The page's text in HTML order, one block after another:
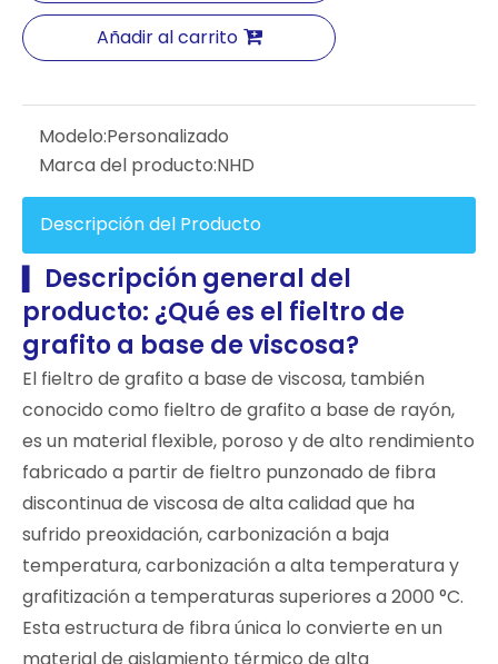
Añadir al carrito
Modelo:Personalizado
Marca del producto:NHD
Descripción del Producto
Descripción general del
producto: ¿Qué es el fieltro de
grafito a base de viscosa?
El fieltro de grafito a base de viscosa, también
conocido como fieltro de grafito a base de rayón,
es un material flexible, poroso y de alto rendimiento
fabricado a partir de fieltro punzonado de fibra
discontinua de viscosa de alta calidad que ha
sufrido preoxidación, carbonización a baja
temperatura, carbonización a alta temperatura y
grafitización a temperaturas superiores a 2000 °C.
Esta estructura de fibra única lo convierte en un